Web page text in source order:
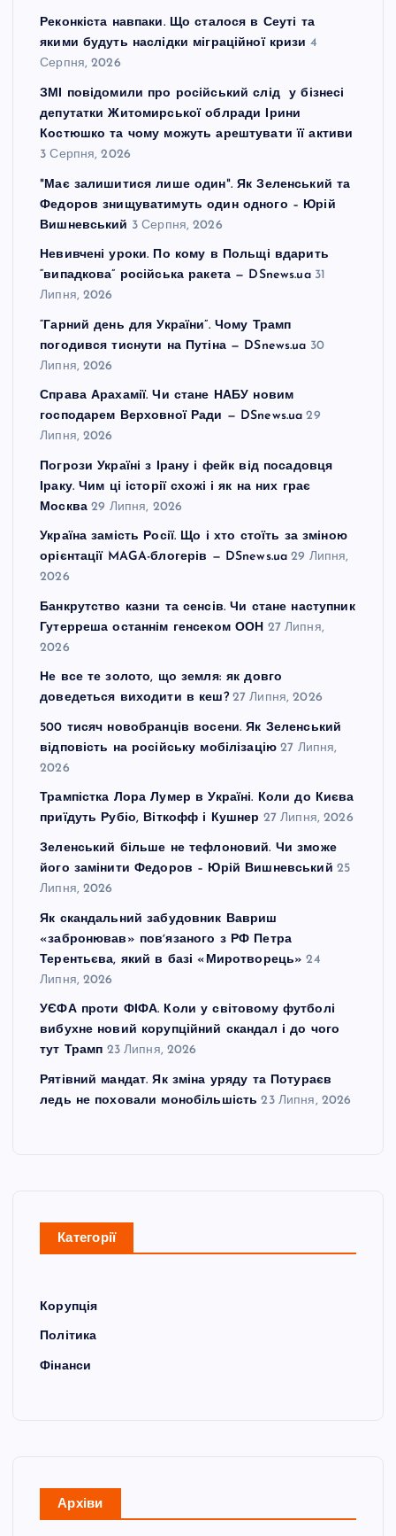
Реконкіста навпаки. Що сталося в Сеуті та
якими будуть наслідки міграційної кризи 4
Серпня, 2026
ЗМІ повідомили про російський слід у бізнесі
депутатки Житомирської облради Ірини
Костюшко та чому можуть арештувати її активи
3 Серпня, 2026
"Має залишитися лише один". Як Зеленський та
Федоров знищуватимуть один одного – Юрій
Вишневський 3 Серпня, 2026
Невивчені уроки. По кому в Польщі вдарить
“випадкова” російська ракета — DSnews.ua 31
Липня, 2026
“Гарний день для України”. Чому Трамп
погодився тиснути на Путіна — DSnews.ua 30
Липня, 2026
Справа Арахамії. Чи стане НАБУ новим
господарем Верховної Ради — DSnews.ua 29
Липня, 2026
Погрози Україні з Ірану і фейк від посадовця
Іраку. Чим ці історії схожі і як на них грає
Москва 29 Липня, 2026
Україна замість Росії. Що і хто стоїть за зміною
орієнтації MAGA-блогерів — DSnews.ua 29 Липня,
2026
Банкрутство казни та сенсів. Чи стане наступник
Гутерреша останнім генсеком ООН 27 Липня,
2026
Не все те золото, що земля: як довго
доведеться виходити в кеш? 27 Липня, 2026
500 тисяч новобранців восени. Як Зеленський
відповість на російську мобілізацію 27 Липня,
2026
Трампістка Лора Лумер в Україні. Коли до Києва
приїдуть Рубіо, Віткофф і Кушнер 27 Липня, 2026
Зеленський більше не тефлоновий. Чи зможе
його замінити Федоров – Юрій Вишневський 25
Липня, 2026
Як скандальний забудовник Вавриш
«забронював» повʼязаного з РФ Петра
Терентьєва, який в базі «Миротворець» 24
Липня, 2026
УЄФА проти ФІФА. Коли у світовому футболі
вибухне новий корупційний скандал і до чого
тут Трамп 23 Липня, 2026
Рятівний мандат. Як зміна уряду та Потураєв
ледь не поховали монобільшість 23 Липня, 2026
Категорії
Корупція
Політика
Фінанси
Архіви